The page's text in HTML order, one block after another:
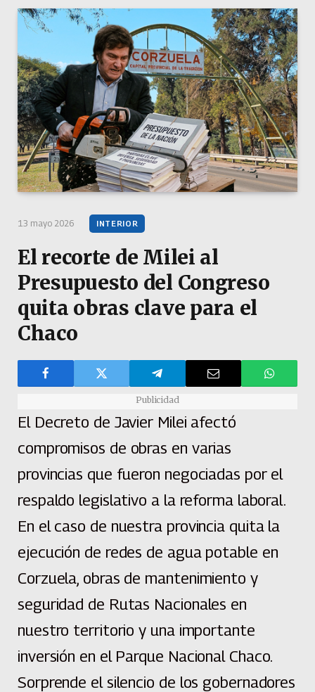
13 mayo 2026 INTERIOR
El recorte de Milei al
Presupuesto del Congreso
quita obras clave para el
Chaco
Publicidad
El Decreto de Javier Milei afectó
compromisos de obras en varias
provincias que fueron negociadas por el
respaldo legislativo a la reforma laboral.
En el caso de nuestra provincia quita la
ejecución de redes de agua potable en
Corzuela, obras de mantenimiento y
seguridad de Rutas Nacionales en
nuestro territorio y una importante
inversión en el Parque Nacional Chaco.
Sorprende el silencio de los gobernadores